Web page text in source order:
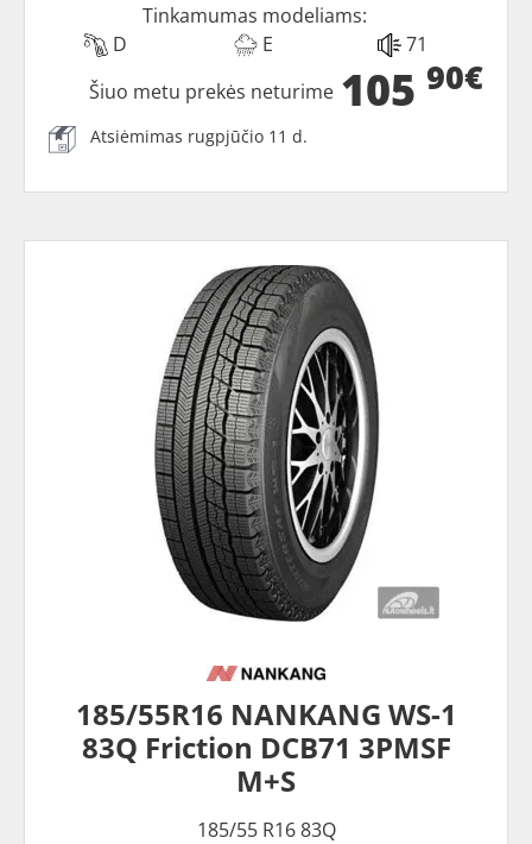
Tinkamumas modeliams:
D
E 71
105 90€
Šiuo metu prekės neturime
Atsiėmimas rugpjūčio 11 d.
185/55R16 NANKANG WS-1
83Q Friction DCB71 3PMSF
M+S
185/55 R16 83Q